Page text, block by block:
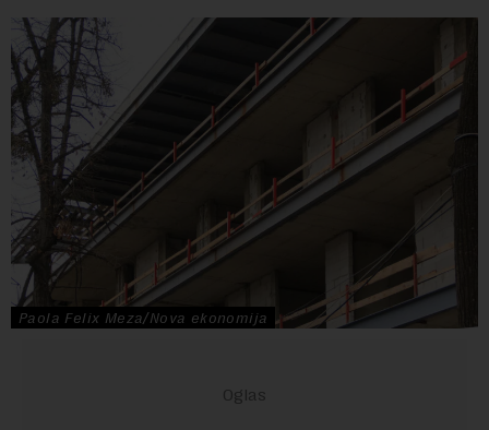
Paola Felix Meza/Nova ekonomija